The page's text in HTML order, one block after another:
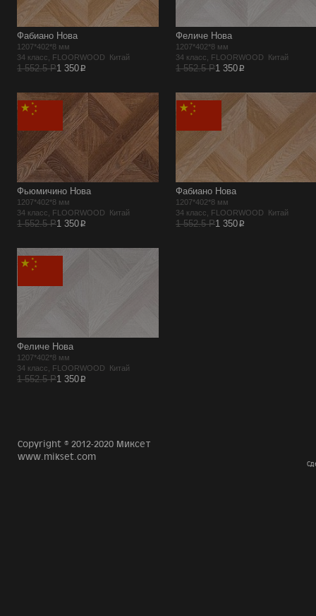
Фабиано Нова
1207*402*8 мм
34 класс, FLOORWOOD Китай
1 552.5 Р1 350p
Феличе Нова
1207*402*8 мм
34 класс, FLOORWOOD Китай
1 552.5 Р1 350p
Фьюмичино Нова
1207*402*8 мм
34 класс, FLOORWOOD Китай
1 552.5 Р1 350p
Фабиано Нова
1207*402*8 мм
34 класс, FLOORWOOD Китай
1 552.5 Р1 350p
Феличе Нова
1207*402*8 мм
34 класс, FLOORWOOD Китай
1 552.5 Р1 350p
Copyright © 2012-2020 Миксет
www.mikset.com